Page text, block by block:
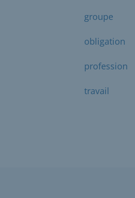
groupe
obligation
profession
travail